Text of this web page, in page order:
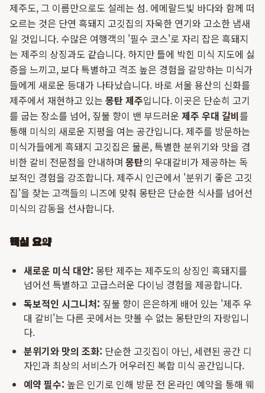
제주도, 그 이름만으로도 설레는 섬. 에메랄드빛 바다와 함께 떠
오르는 것은 단연 흑돼지 고깃집의 자욱한 연기와 고소한 냄새
일 것입니다. 수많은 여행객의 '필수 코스'로 자리 잡은 흑돼지
는 제주의 상징과도 같습니다. 하지만 틀에 박힌 미식 지도에 싫
증을 느끼고, 보다 특별하고 격조 높은 경험을 갈망하는 미식가
들에게 새로운 등대가 나타났습니다. 바로 서울 용산의 신화를
제주에서 재현하고 있는 몽탄 제주입니다. 이곳은 단순히 고기
를 굽는 장소를 넘어, 짚불 향이 밴 부드러운 제주 우대 갈비를
통해 미식의 새로운 지평을 여는 공간입니다. 제주를 방문하는
미식가들에게 흑돼지 고깃집은 물론, 특별한 분위기와 맛을 겸
비한 갈비 전문점을 안내하며 몽탄의 우대갈비가 제공하는 독
보적인 경험을 강조합니다. 제주시 인근에서 '분위기 좋은 고깃
집'을 찾는 고객들의 니즈에 맞춰 몽탄은 단순한 식사를 넘어선
미식의 감동을 선사합니다.
핵심 요약
새로운 미식 대안: 몽탄 제주는 제주도의 상징인 흑돼지를
넘어선 특별하고 고급스러운 다이닝 경험을 제공합니다.
독보적인 시그니처: 짚불 향이 은은하게 배어 있는 '제주 우
대 갈비'는 다른 곳에서는 맛볼 수 없는 몽탄만의 자랑입니
다.
분위기와 맛의 조화: 단순한 고깃집이 아닌, 세련된 공간 디
자인과 최상의 서비스가 어우러진 복합 미식 공간입니다.
예약 필수: 높은 인기로 인해 방문 전 온라인 예약을 통해 웨